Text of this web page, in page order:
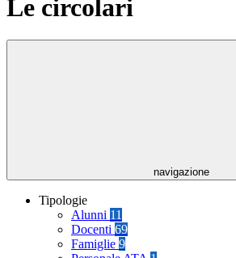
Le circolari
navigazione
Tipologie
Alunni 11
Docenti 69
Famiglie 9